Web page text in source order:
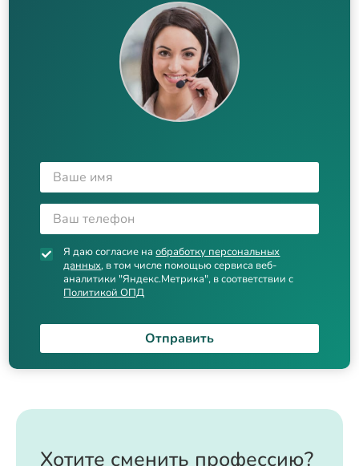
Я даю согласие наобработку персональных
данных, в том числе помощью сервиса веб-
аналитики "Яндекс.Метрика", в соответствии с
Политикой ОПД
Отправить
Хотите сменить профессию?